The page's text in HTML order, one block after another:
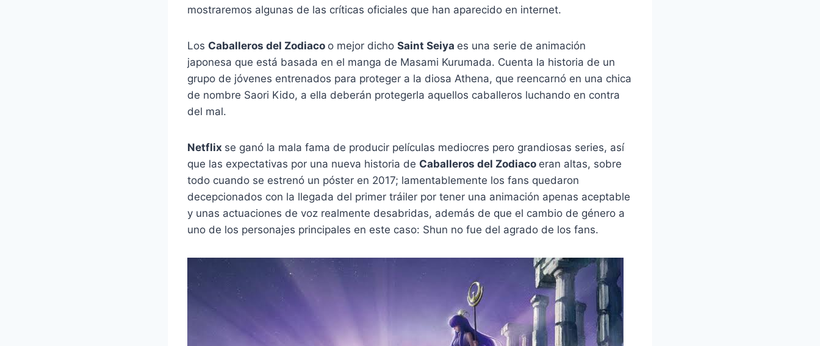
mostraremos algunas de las críticas oficiales que han aparecido en internet.
Los Caballeros del Zodiaco o mejor dicho Saint Seiya es una serie de animación
japonesa que está basada en el manga de Masami Kurumada. Cuenta la historia de un
grupo de jóvenes entrenados para proteger a la diosa Athena, que reencarnó en una chica
de nombre Saori Kido, a ella deberán protegerla aquellos caballeros luchando en contra
del mal.
Netflix se ganó la mala fama de producir películas mediocres pero grandiosas series, así
que las expectativas por una nueva historia de Caballeros del Zodiaco eran altas, sobre
todo cuando se estrenó un póster en 2017; lamentablemente los fans quedaron
decepcionados con la llegada del primer tráiler por tener una animación apenas aceptable
y unas actuaciones de voz realmente desabridas, además de que el cambio de género a
uno de los personajes principales en este caso: Shun no fue del agrado de los fans.